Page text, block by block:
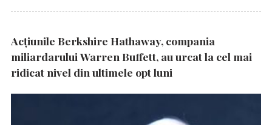
Acțiunile Berkshire Hathaway, compania
miliardarului Warren Buffett, au urcat la cel mai
ridicat nivel din ultimele opt luni